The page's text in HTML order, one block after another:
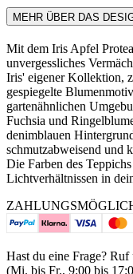
MEHR ÜBER DAS
Mit dem Iris Apfel
unvergessliches
Iris' eigener Kollektion,
gespiegelte
gartenähnlichen
Fuchsia und
denimblauen
schmutzabweisend und
Die Farben des
Lichtverhältnissen in
Hast du eine Frage?
(Mi. bis Fr., 9:00 bis